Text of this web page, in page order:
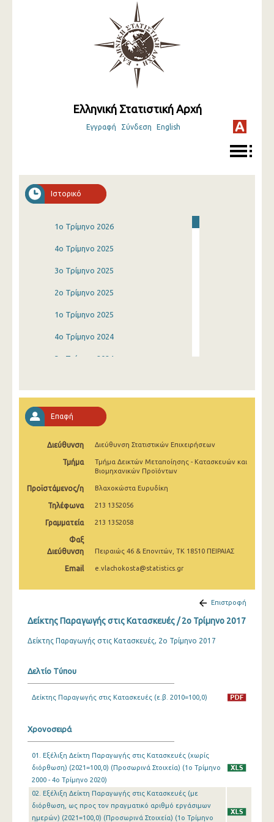
Ελληνική Στατιστική Αρχή
Εγγραφή Σύνδεση English
Ιστορικό
1o Τρίμηνο 2026
4o Τρίμηνο 2025
3o Τρίμηνο 2025
2o Τρίμηνο 2025
1o Τρίμηνο 2025
4o Τρίμηνο 2024
3o Τρίμηνο 2024
4o Τρίμηνο 2023
3o Τρίμηνο 2023
2o Τρίμηνο 2023
1o Τρίμηνο 2023
3o Τρίμηνο 2022
2o Τρίμηνο 2022
3o Τρίμηνο 2021
2o Τρίμηνο 2021
1o Τρίμηνο 2021
2o Τρίμηνο 2020
1o Τρίμηνο 2020
4o Τρίμηνο 2019
3o Τρίμηνο 2019
Επαφή
Διεύθυνση Διεύθυνση Στατιστικών Επιχειρήσεων
Τμήμα
Τμήμα Δεικτών Μεταποίησης - Κατασκευών και
Βιομηχανικών Προϊόντων
Προϊστάμενος/η Βλαχοκώστα Ευρυδίκη
Τηλέφωνα 213 1352056
Γραμματεία 213 1352058
Φαξ
Διεύθυνση
Πειραιώς 46 & Επονιτών, ΤΚ 18510 ΠΕΙΡΑΙΑΣ
Email e.vlachokosta@statistics.gr
Επιστροφή
Δείκτης Παραγωγής στις Κατασκευές / 2o Τρίμηνο 2017
Δείκτης Παραγωγής στις Κατασκευές, 2ο Τρίμηνο 2017
Δελτίο Τύπου
Δείκτης Παραγωγής στις Κατασκευές (ε.β. 2010=100,0)
Χρονοσειρά
01. Εξέλιξη Δείκτη Παραγωγής στις Κατασκευές (χωρίς
διόρθωση) (2021=100,0) (Προσωρινά Στοιχεία) (1o Τρίμηνο
2000 - 4o Τρίμηνο 2020)
02. Εξέλιξη Δείκτη Παραγωγής στις Κατασκευές (με
διόρθωση, ως προς τον πραγματικό αριθμό εργάσιμων
ημερών) (2021=100,0) (Προσωρινά Στοιχεία) (1o Τρίμηνο